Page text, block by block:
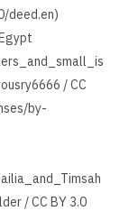
deed.en)
/ CC
by-
/ CC BY 3.0